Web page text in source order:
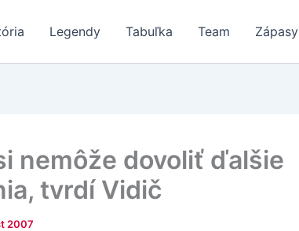
Legendy Tabuľka Team Zápasy
nemôže dovoliť ďalšie
tvrdí Vidič
2007